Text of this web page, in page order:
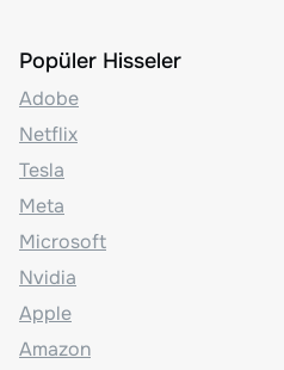
Popüler Hisseler
Adobe
Netflix
Tesla
Meta
Microsoft
Nvidia
Apple
Amazon